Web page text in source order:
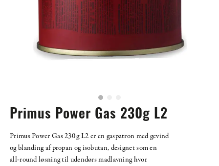
Primus Power Gas 230g L2
Primus Power Gas 230 g L2 er en gaspatron med gevind
og blanding af propan og isobutan, designet som en
all‑round løsning til udendørs madlavning hvor